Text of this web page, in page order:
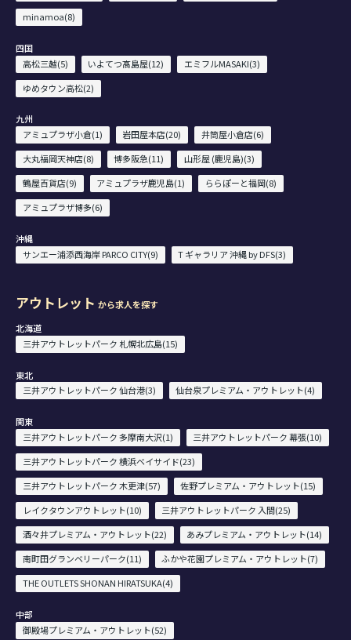
minamoa(8)
四国
高松三越(5)
いよてつ髙島屋(12)
エミフルMASAKI(3)
ゆめタウン高松(2)
九州
アミュプラザ小倉(1)
岩田屋本店(20)
井筒屋小倉店(6)
大丸福岡天神店(8)
博多阪急(11)
山形屋 (鹿児島)(3)
鶴屋百貨店(9)
アミュプラザ鹿児島(1)
ららぽーと福岡(8)
アミュプラザ博多(6)
沖縄
サンエー浦添西海岸 PARCO CITY(9)
T ギャラリア 沖縄 by DFS(3)
アウトレット から求人を探す
北海道
三井アウトレットパーク 札幌北広島(15)
東北
三井アウトレットパーク 仙台港(3)
仙台泉プレミアム・アウトレット(4)
関東
三井アウトレットパーク 多摩南大沢(1)
三井アウトレットパーク 幕張(10)
三井アウトレットパーク 横浜ベイサイド(23)
三井アウトレットパーク 木更津(57)
佐野プレミアム・アウトレット(15)
レイクタウンアウトレット(10)
三井アウトレットパーク 入間(25)
酒々井プレミアム・アウトレット(22)
あみプレミアム・アウトレット(14)
南町田グランベリーパーク(11)
ふかや花園プレミアム・アウトレット(7)
THE OUTLETS SHONAN HIRATSUKA(4)
中部
御殿場プレミアム・アウトレット(52)